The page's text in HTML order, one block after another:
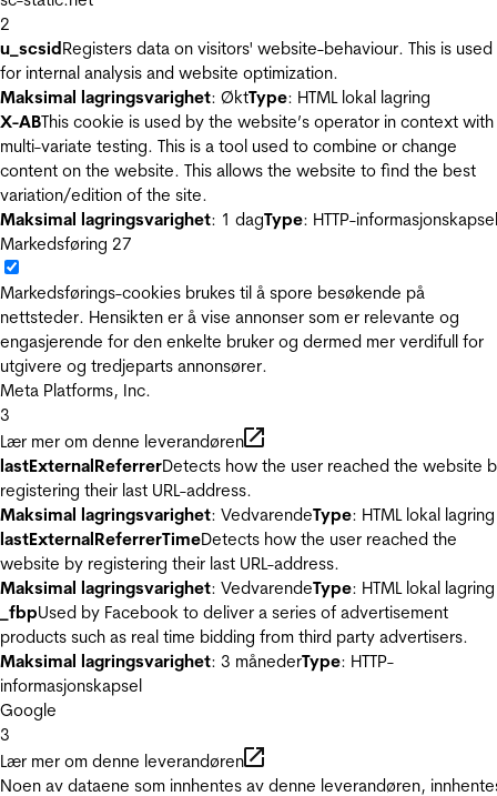
2
u_scsidRegisters data on visitors' website-behaviour. This is used
for internal analysis and website optimization.
Maksimal lagringsvarighet: ØktType: HTML lokal lagring
X-ABThis cookie is used by the website’s operator in context with
multi-variate testing. This is a tool used to combine or change
content on the website. This allows the website to find the best
variation/edition of the site.
Maksimal lagringsvarighet: 1 dagType: HTTP-informasjonskapsel
Markedsføring 27
Markedsførings-cookies brukes til å spore besøkende på
nettsteder. Hensikten er å vise annonser som er relevante og
engasjerende for den enkelte bruker og dermed mer verdifull for
utgivere og tredjeparts annonsører.
Meta Platforms, Inc.
3
Lær mer om denne leverandøren
lastExternalReferrerDetects how the user reached the website
registering their last URL-address.
Maksimal lagringsvarighet: VedvarendeType: HTML lokal lagring
lastExternalReferrerTimeDetects how the user reached the
website by registering their last URL-address.
Maksimal lagringsvarighet: VedvarendeType: HTML lokal lagring
_fbpUsed by Facebook to deliver a series of advertisement
products such as real time bidding from third party advertisers.
Maksimal lagringsvarighet: 3 månederType: HTTP-
informasjonskapsel
Google
3
Lær mer om denne leverandøren
Noen av dataene som innhentes av denne leverandøren,